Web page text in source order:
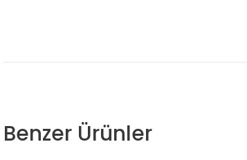
Benzer Ürünler